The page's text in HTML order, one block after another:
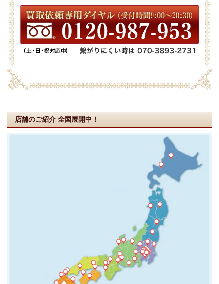
店舗のご紹介 全国展開中！